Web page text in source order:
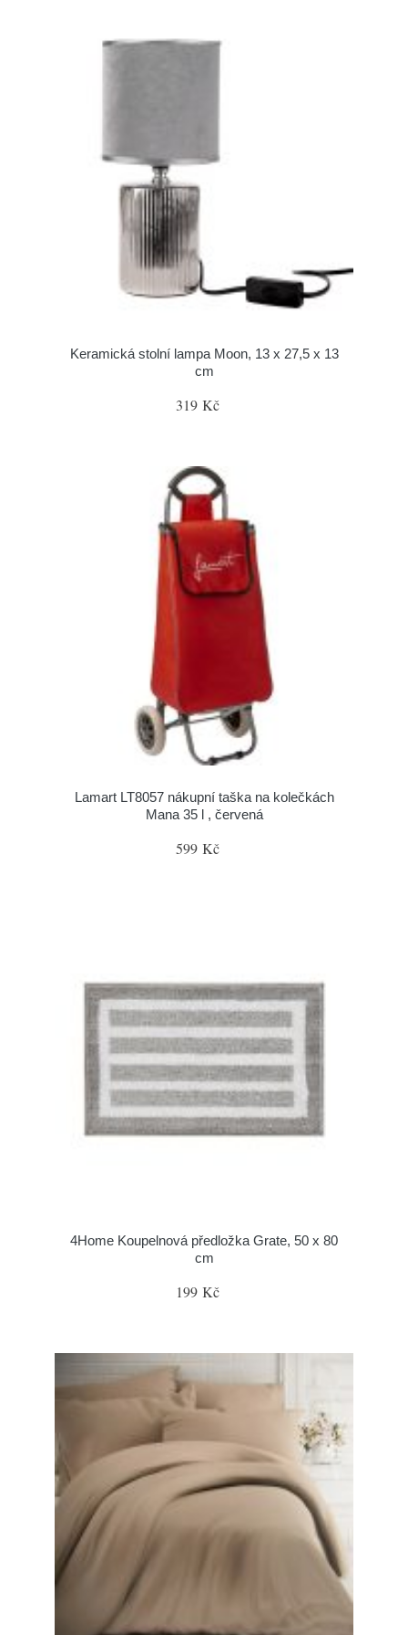
Keramická stolní lampa Moon, 13 x 27,5 x 13
cm
319 Kč
Lamart LT8057 nákupní taška na kolečkách
Mana 35 l , červená
599 Kč
4Home Koupelnová předložka Grate, 50 x 80
cm
199 Kč